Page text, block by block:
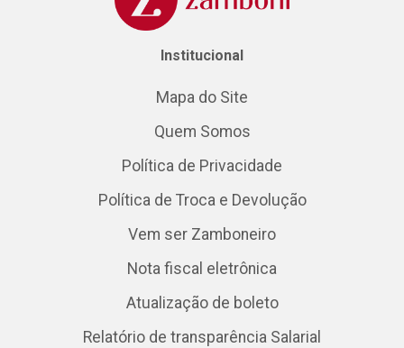
Institucional
Mapa do Site
Quem Somos
Política de Privacidade
Política de Troca e Devolução
Vem ser Zamboneiro
Nota fiscal eletrônica
Atualização de boleto
Relatório de transparência Salarial